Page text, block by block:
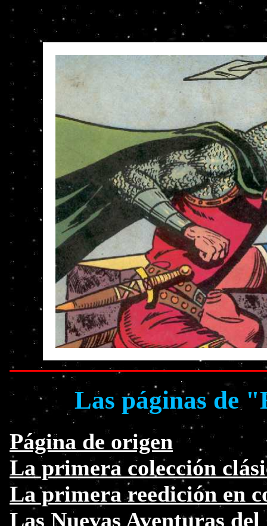
Las páginas de
Página de origen
La primera colección
La primera reedición en
Las Nuevas Aventuras